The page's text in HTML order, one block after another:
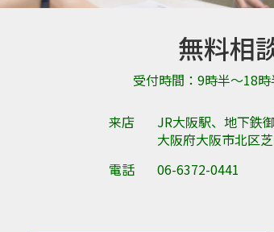
無料相
受付時間：9時半～18
来店
JR大阪駅、地下鉄
大阪府大阪市北区
電話
06-6372-0441